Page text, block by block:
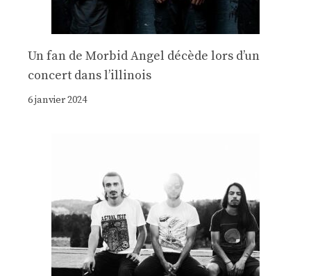
Un fan de Morbid Angel décède lors d’un
concert dans l’illinois
6 janvier 2024